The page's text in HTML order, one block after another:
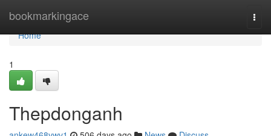
bookmarkingace
Home
Home
1
Thepdonganh